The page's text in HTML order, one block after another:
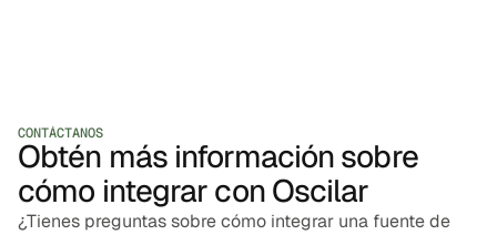
CONTÁCTANOS
Obtén más información sobre
cómo integrar con Oscilar
¿Tienes preguntas sobre cómo integrar una fuente de